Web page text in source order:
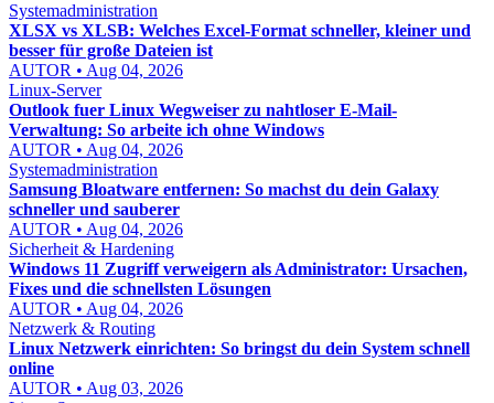
Systemadministration
XLSX vs XLSB: Welches Excel-Format schneller, kleiner und
besser für große Dateien ist
AUTOR • Aug 04, 2026
Linux-Server
Outlook fuer Linux Wegweiser zu nahtloser E-Mail-
Verwaltung: So arbeite ich ohne Windows
AUTOR • Aug 04, 2026
Systemadministration
Samsung Bloatware entfernen: So machst du dein Galaxy
schneller und sauberer
AUTOR • Aug 04, 2026
Sicherheit & Hardening
Windows 11 Zugriff verweigern als Administrator: Ursachen,
Fixes und die schnellsten Lösungen
AUTOR • Aug 04, 2026
Netzwerk & Routing
Linux Netzwerk einrichten: So bringst du dein System schnell
online
AUTOR • Aug 03, 2026